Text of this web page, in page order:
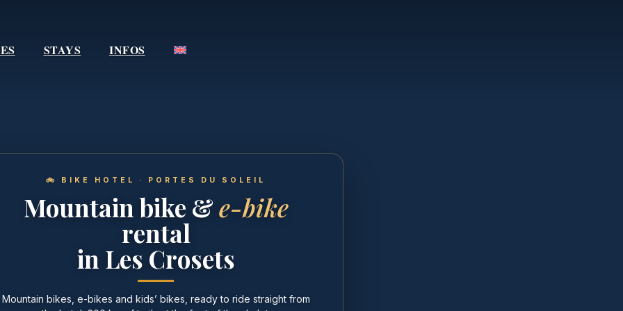
STAYS INFOS
🚲 BIKE HOTEL · PORTES DU SOLEIL
Mountain bike &e-bike
rental
in Les Crosets
Mountain bikes, e-bikes and kids’ bikes, ready to ride straight from